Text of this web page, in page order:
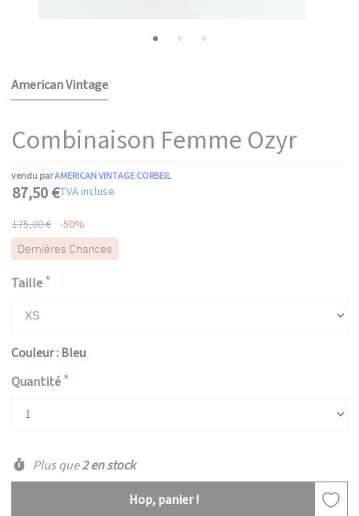
American Vintage
Combinaison Femme Ozyr
vendu parAMERICAN VINTAGE CORBEIL
87,50 €TVA incluse
175,00 € -50%
Dernières Chances
Taille
Couleur : Bleu
Quantité
Plus que2 en stock
Hop, panier !